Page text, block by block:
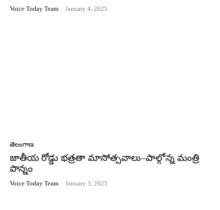
Voice Today Team - January 4, 2025
తెలంగాణ
జాతీయ రోడ్డు భత్రతా మాసోత్సవాలు–పాల్గోన్న మంత్రి
పొన్నం
Voice Today Team - January 3, 2025